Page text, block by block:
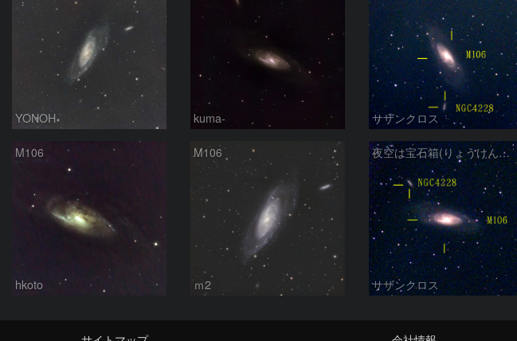
YONOH kuma- サザンクロス
M106
hkoto
M106
ｍ2
夜空は宝石箱(りょうけん座 M106) Seestar50
サザンクロス